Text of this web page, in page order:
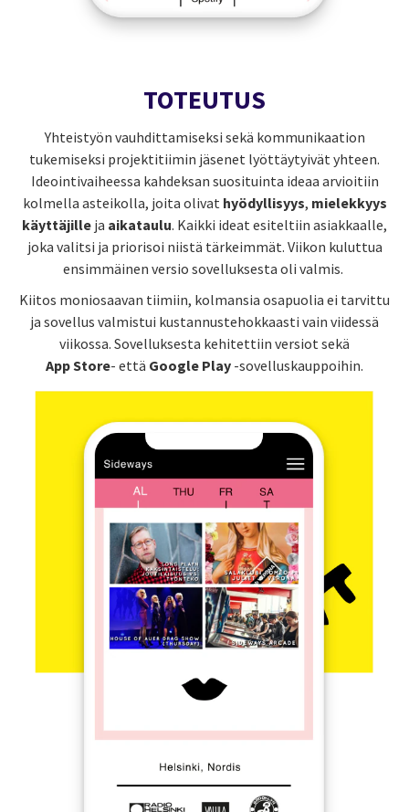
TOTEUTUS
Yhteistyön vauhdittamiseksi sekä kommunikaation
tukemiseksi projektitiimin jäsenet lyöttäytyivät yhteen.
Ideointivaiheessa kahdeksan suosituinta ideaa arvioitiin
kolmella asteikolla, joita olivat hyödyllisyys, mielekkyys
käyttäjille ja aikataulu. Kaikki ideat esiteltiin asiakkaalle,
joka valitsi ja priorisoi niistä tärkeimmät. Viikon kuluttua
ensimmäinen versio sovelluksesta oli valmis.
Kiitos moniosaavan tiimiin, kolmansia osapuolia ei tarvittu
ja sovellus valmistui kustannustehokkaasti vain viidessä
viikossa. Sovelluksesta kehitettiin versiot sekä
App Store- että Google Play -sovelluskauppoihin.